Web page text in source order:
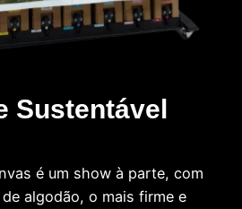
Sustentável
é um show à parte, com
algodão, o mais firme e